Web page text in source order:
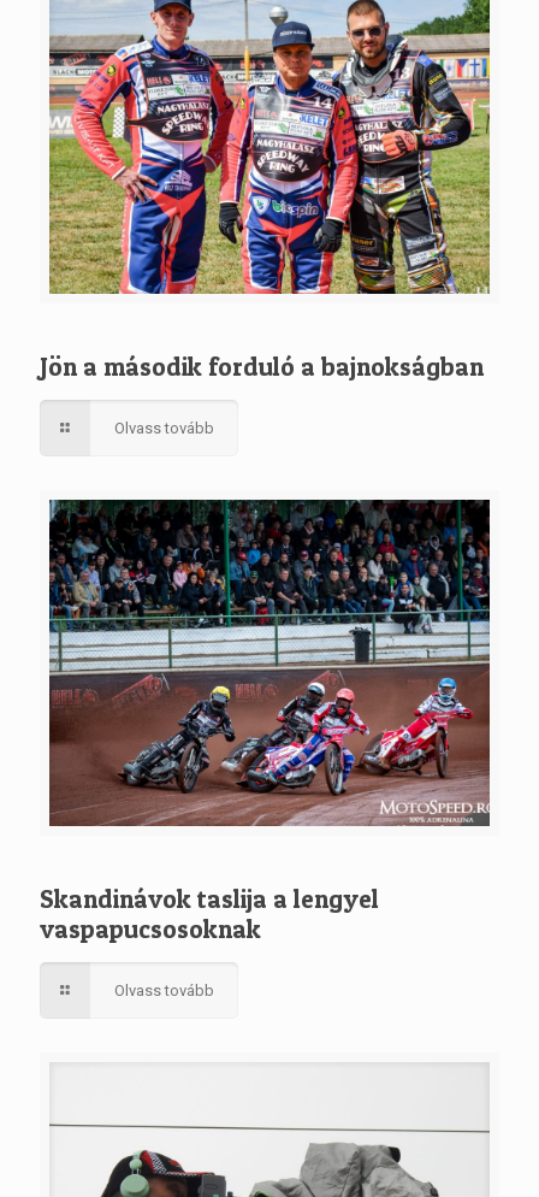
Jön a második forduló a bajnokságban
Olvass tovább
Skandinávok taslija a lengyel
vaspapucsosoknak
Olvass tovább